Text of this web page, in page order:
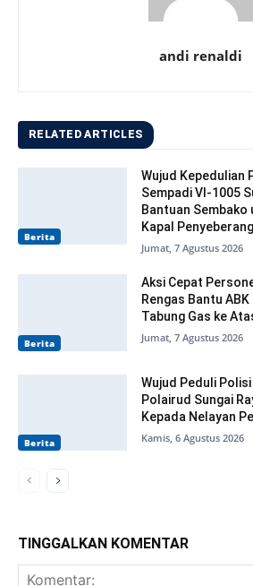
andi renaldi
RELATED ARTICLES
Berita
Wujud Kepedulian
Sempadi VI-1005
Bantuan Sembako
Kapal
Jumat, 7 Agustus 2026
Berita
Aksi Cepat
Rengas Bantu
Tabung Gas ke
Jumat, 7 Agustus 2026
Berita
Wujud Peduli
Polairud Sungai
Kepada Nelayan
Kamis, 6 Agustus 2026
TINGGALKAN KOMENTAR